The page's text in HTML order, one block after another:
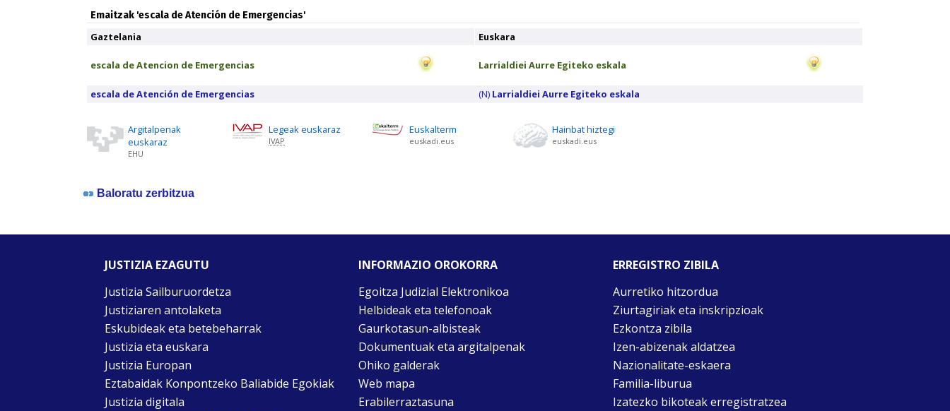
Emaitzak 'escala de Atención de Emergencias'
Gaztelania Euskara
escala de Atencion de Emergencias Larrialdiei Aurre Egiteko eskala
escala de Atención de Emergencias (N) Larrialdiei Aurre Egiteko eskala
Argitalpenak
euskaraz
EHU
Legeak euskaraz
IVAP
Euskalterm
euskadi.eus
Hainbat hiztegi
euskadi.eus
Baloratu zerbitzua
JUSTIZIA EZAGUTU
Justizia Sailburuordetza
Justiziaren antolaketa
Eskubideak eta betebeharrak
Justizia eta euskara
Justizia Europan
Eztabaidak Konpontzeko Baliabide Egokiak
Justizia digitala
INFORMAZIO OROKORRA
Egoitza Judizial Elektronikoa
Helbideak eta telefonoak
Gaurkotasun-albisteak
Dokumentuak eta argitalpenak
Ohiko galderak
Web mapa
Erabilerraztasuna
ERREGISTRO ZIBILA
Aurretiko hitzordua
Ziurtagiriak eta inskripzioak
Ezkontza zibila
Izen-abizenak aldatzea
Nazionalitate-eskaera
Familia-liburua
Izatezko bikoteak erregistratzea